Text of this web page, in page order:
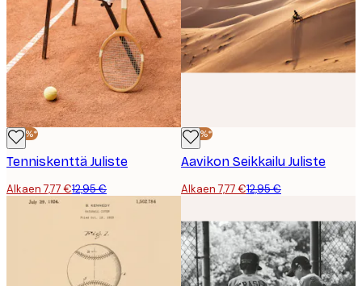
-40%*
Tenniskenttä Juliste
Alkaen 7,77 €12,95 €
-40%*
Aavikon Seikkailu Juliste
Alkaen 7,77 €12,95 €